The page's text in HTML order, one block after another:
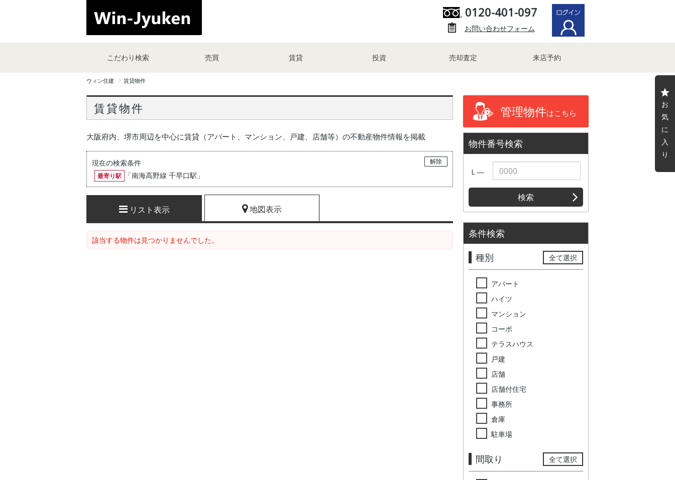
0120-401-097
お問い合わせフォーム
こだわり検索 売買 賃貸 投資 売却査定 来店予約
お
気
に
入
り
ウィン住建 賃貸物件
賃貸物件
大阪府内、堺市周辺を中心に賃貸（アパート、マンション、戸建、店舗等）の不動産物件情報を掲載
現在の検索条件
解除
最寄り駅
「南海高野線 千早口駅 」
リスト表示 地図表示
該当する物件は見つかりませんでした。
管理物件はこちら
物件番号検索
L ―
検索
条件検索
種別
全て選択
アパート
ハイツ
マンション
コーポ
テラスハウス
戸建
店舗
店舗付住宅
事務所
倉庫
駐車場
間取り 全て選択